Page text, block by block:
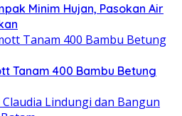
Minim Hujan, Pasokan Air
Tanam 400 Bambu Betung